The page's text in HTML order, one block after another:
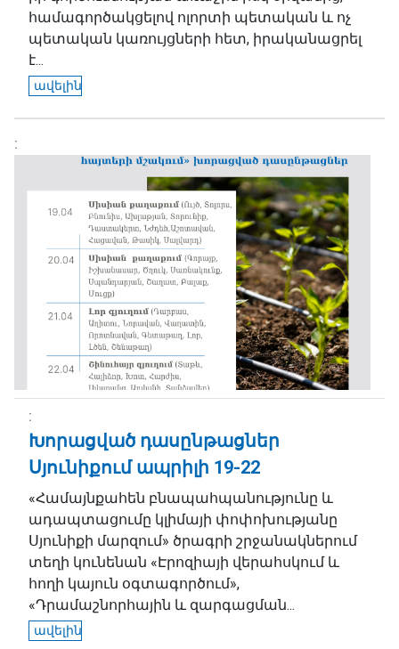
համագործակցելով ոլորտի պետական և ոչ
պետական կառույցների հետ, իրականացրել
է...
ավելին
Խորացված դասընթացներ
Սյունիքում ապրիլի 19-22
«Համայնքահեն բնապահպանությունը և
ադապտացումը կլիմայի փոփոխությանը
Սյունիքի մարզում» ծրագրի շրջանակներում
տեղի կունենան «Էրոզիայի վերահսկում և
հողի կայուն օգտագործում»,
«Դրամաշնորհային և զարգացման...
ավելին